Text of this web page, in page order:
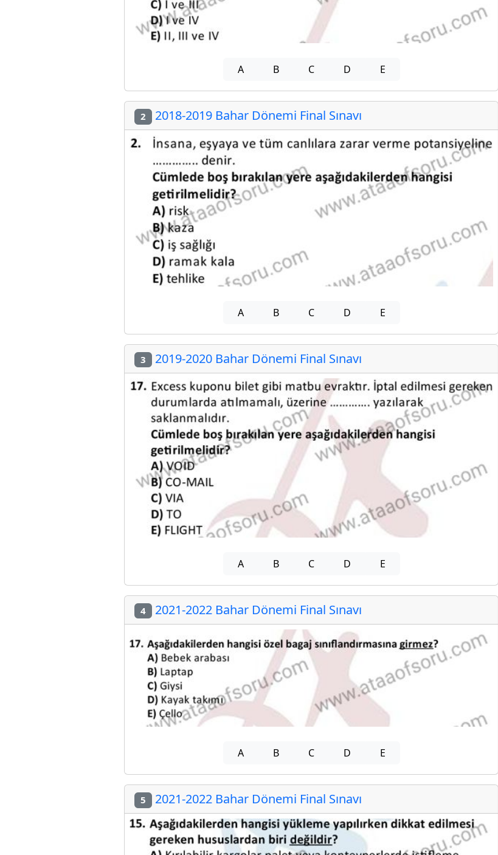
A B C D E
2 2018-2019 Bahar Dönemi Final Sınavı
A B C D E
3 2019-2020 Bahar Dönemi Final Sınavı
A B C D E
4 2021-2022 Bahar Dönemi Final Sınavı
A B C D E
5 2021-2022 Bahar Dönemi Final Sınavı